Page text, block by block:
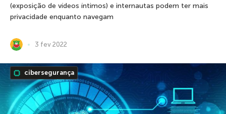
(exposição de vídeos íntimos) e internautas podem ter mais
privacidade enquanto navegam
3 fev 2022
cibersegurança